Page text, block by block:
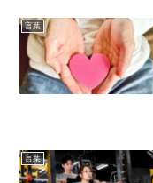
言葉
言葉